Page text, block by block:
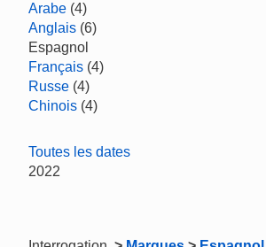
Arabe (4)
Anglais (6)
Espagnol
Français (4)
Russe (4)
Chinois (4)
Toutes les dates
2022